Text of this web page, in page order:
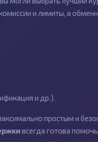
и лимиты, а
и др.).
простым и
всегда готова